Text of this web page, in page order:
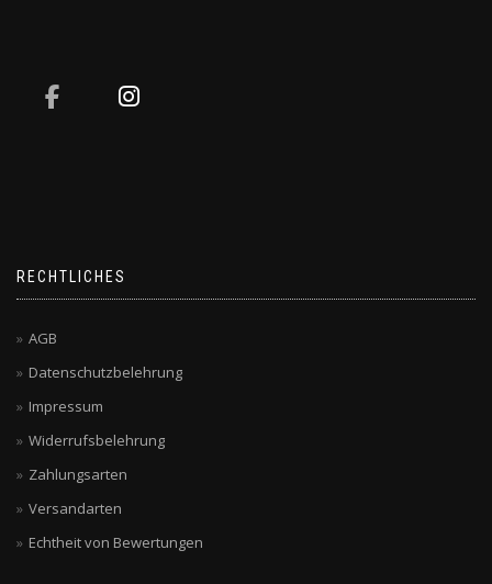
RECHTLICHES
AGB
Datenschutzbelehrung
Impressum
Widerrufsbelehrung
Zahlungsarten
Versandarten
Echtheit von Bewertungen